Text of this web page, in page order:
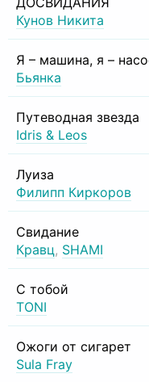
Кунов Никита
Я – машина, я –
Бьянка
Путеводная звезда
Idris & Leos
Луиза
Филипп Киркоров
Свидание
Кравц, SHAMI
С тобой
TONI
Ожоги от сигарет
Sula Fray